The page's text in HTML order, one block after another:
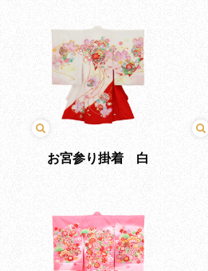
お宮参り掛着 白